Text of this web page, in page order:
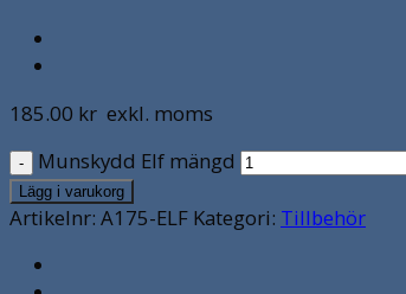
185.00 kr exkl. moms
Munskydd Elf mängd
Lägg i varukorg
Artikelnr: A175-ELF Kategori: Tillbehör